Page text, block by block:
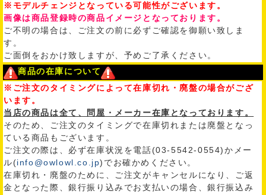
※モデルチェンジとなっている可能性がございます。
画像は商品登録時の商品イメージとなっております。
ご不明の場合は、ご注文の前に必ずご確認を御願い致しま
す。
ご面倒をおかけ致しますが、予めご了承ください。
商品の在庫について
※ご注文のタイミングによって在庫切れ・廃盤の場合がござ
います。
当店の商品は全て、問屋・メーカー在庫となっております。
そのため、ご注文のタイミングで在庫切れまたは廃盤となっ
ている商品もございます。
ご注文の際は、必ず在庫状況を電話(03-5542-0554)かメー
ル(info@owlowl.co.jp)でお確かめください。
在庫切れ・廃盤のために、ご注文がキャンセルになり、ご返
金となった際、銀行振り込みでお支払いの場合、銀行振込み